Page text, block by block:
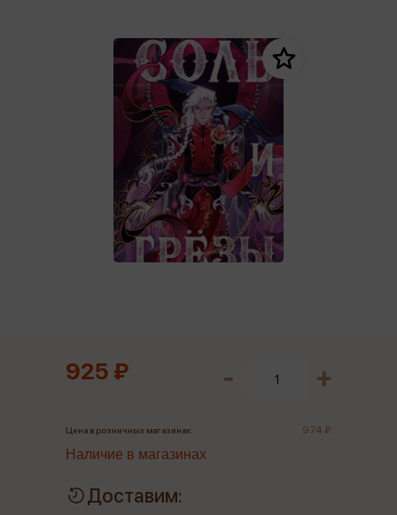
925 ₽
Цена в розничных магазинах: 974 ₽
Наличие в магазинах
Доставим: